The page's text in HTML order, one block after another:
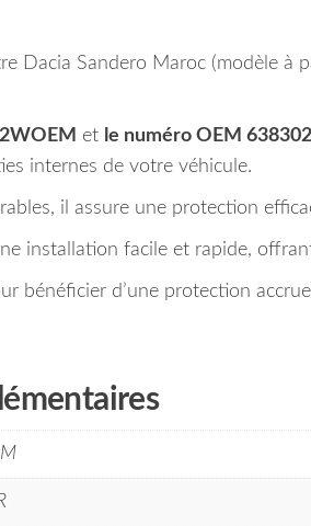
Dacia Sandero Maroc (modèle
et le numéro OEM
internes de votre véhicule.
il assure une protection
installation facile et rapide,
bénéficier d’une protection